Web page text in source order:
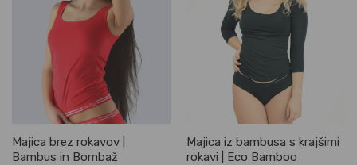
Majica brez rokavov |
Bambus in Bombaž
Majica iz bambusa s krajšimi
rokavi | Eco Bamboo